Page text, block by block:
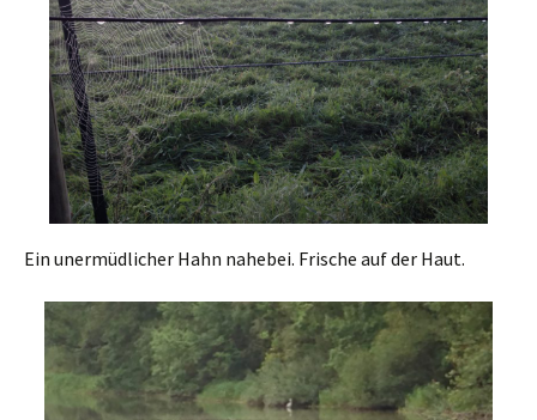
Ein unermüdlicher Hahn nahebei. Frische auf der Haut.